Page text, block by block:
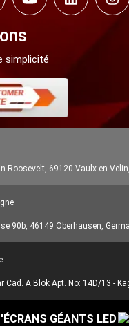
simplicité
Roosevelt, 69120 Vaulx-en-
90b, 46149 Oberhausen,
Cad. A Blok Apt. No: 14D/13 -
GÉANTS LED